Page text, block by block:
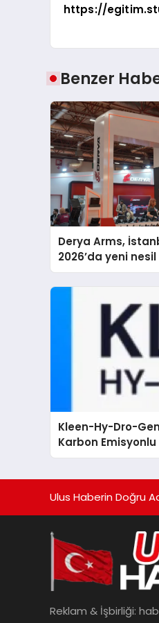
https://
Benzer
Derya Arms,
2026’da yeni nesil
global marka
sergiledi
Kleen-Hy-Dro-Gen
Karbon
Isıtma
Ulus Haberin Doğru
Reklam & İşbirliği: